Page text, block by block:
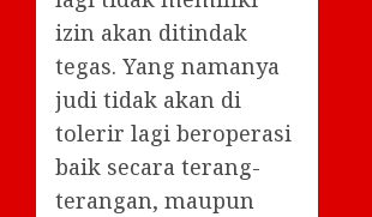
izin akan ditindak
tegas. Yang namanya
judi tidak akan di
tolerir lagi beroperasi
baik secara terang-
terangan, maupun